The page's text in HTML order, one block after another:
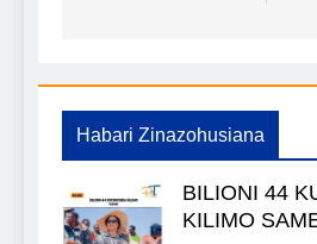
Habari Zinazohusiana
BILIONI 44
KILIMO